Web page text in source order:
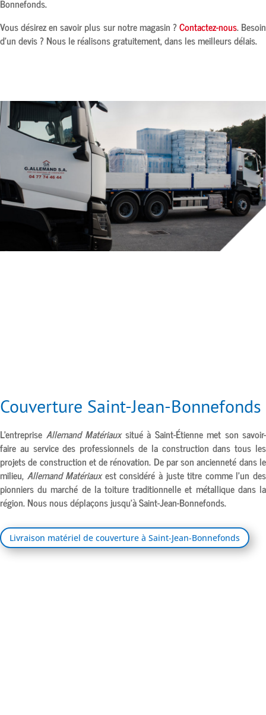
Bonnefonds.
Vous désirez en savoir plus sur notre magasin ?Contactez-nous. Besoin
d’un devis ? Nous le réalisons gratuitement, dans les meilleurs délais.
Couverture Saint-Jean-Bonnefonds
L’entreprise Allemand Matériauxsitué à Saint-Étiennemet son savoir-
faire au service des professionnels de la construction dans tous les
projets de construction et de rénovation. De par son ancienneté dans le
milieu, Allemand Matériauxest considéré à juste titre comme l’un des
pionniers du marché de la toiture traditionnelle et métallique dans la
région. Nous nous déplaçons jusqu’àSaint-Jean-Bonnefonds.
Livraison matériel de couverture à Saint-Jean-Bonnefonds